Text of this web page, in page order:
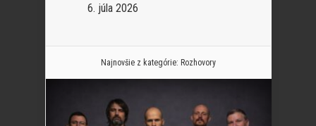
6. júla 2026
Najnovšie z kategórie: Rozhovory